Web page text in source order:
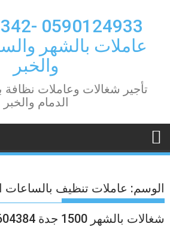
contentعاملات بالشهر
والخبر
تأجير شغالات وعاملات نظافة
الدمام والخبر
الوسم: عاملات تنظيف بالساعات
شغالات بالشهر 1500 جدة 0545604384